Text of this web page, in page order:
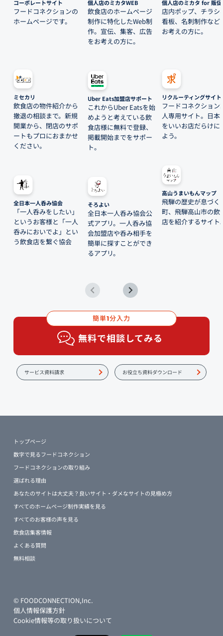
コーポレートサイト
フードコネクションの
ホームページです。
ミセカリ
飲食店の物件紹介から
撤退の相談まで。新規
開業から、閉店のサポ
ートもプロにおまかせ
ください。
全日本一人呑み協会
「一人呑みをしたい」
というお客様と「一人
呑みにおいでよ」とい
う飲食店を繋ぐ協会
個人店のミカタWEB
飲食店のホームページ
制作に特化したWeb制
作。宣伝、集客、広告
をお考えの方に。
Uber Eats加盟店サポート
これからUber Eatsを始
めようと考えている飲
食店様に無料で登録、
掲載開始までをサポー
ト。
そろよい
全日本一人呑み協会公
式アプリ。一人呑み協
会加盟店や呑み相手を
簡単に探すことができ
るアプリ。
個人店のミカタ for 販促
店内ポップ、チラシ
看板、名刺制作など
お考えの方に。
リクルーティングサイト
フードコネクション
人専用サイト。日本
をいいお店だらけに
よう。
高山うまいもんマップ
飛騨の歴史が息づく
町、飛騨高山市の飲
店を紹介するサイト
簡単1分入力
無料で相談してみる
サービス資料請求 お役立ち資料ダウンロード
トップページ
数字で見るフードコネクション
フードコネクションの取り組み
選ばれる理由
あなたのサイトは大丈夫？良いサイト・ダメなサイトの見極め方
すべてのホームページ制作実績を見る
すべてのお客様の声を見る
飲食店集客情報
よくある質問
無料相談
© FOODCONNECTION,Inc.
個人情報保護方針
Cookie情報等の取り扱いについて